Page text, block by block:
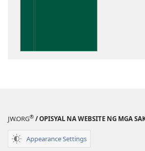
JW.ORG® / OPISYAL NA WEBSITE NG MGA
Appearance Settings